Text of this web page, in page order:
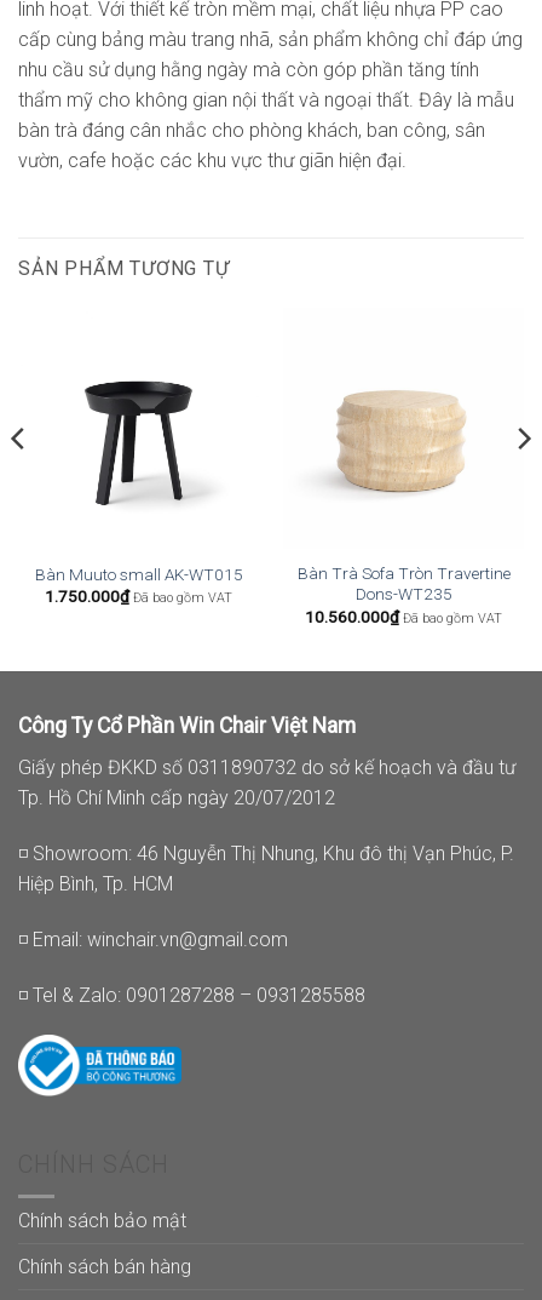
linh hoạt. Với thiết kế tròn mềm mại, chất liệu nhựa PP cao
cấp cùng bảng màu trang nhã, sản phẩm không chỉ đáp ứng
nhu cầu sử dụng hằng ngày mà còn góp phần tăng tính
thẩm mỹ cho không gian nội thất và ngoại thất. Đây là mẫu
bàn trà đáng cân nhắc cho phòng khách, ban công, sân
vườn, cafe hoặc các khu vực thư giãn hiện đại.
SẢN PHẨM TƯƠNG TỰ
Bàn Muuto small AK-WT015
1.750.000₫ Đã bao gồm VAT
Bàn Trà Sofa Tròn Travertine
Dons-WT235
10.560.000₫ Đã bao gồm VAT
Công Ty Cổ Phần Win Chair Việt Nam
Giấy phép ĐKKD số 0311890732 do sở kế hoạch và đầu tư
Tp. Hồ Chí Minh cấp ngày 20/07/2012
◽ Showroom: 46 Nguyễn Thị Nhung, Khu đô thị Vạn Phúc, P.
Hiệp Bình, Tp. HCM
◽ Email: winchair.vn@gmail.com
◽ Tel & Zalo: 0901287288 – 0931285588
Chính sách bảo mật
Chính sách bán hàng